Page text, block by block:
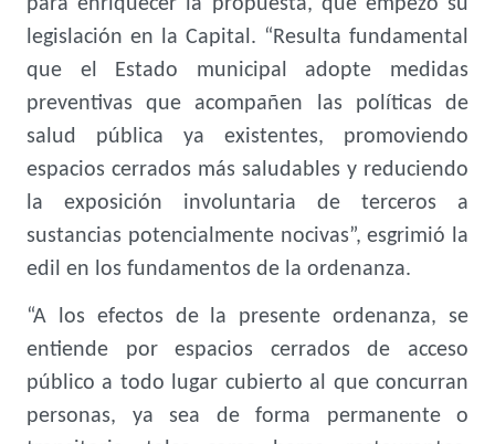
para enriquecer la propuesta, que empezó su
legislación en la Capital. “Resulta fundamental
que el Estado municipal adopte medidas
preventivas que acompañen las políticas de
salud pública ya existentes, promoviendo
espacios cerrados más saludables y reduciendo
la exposición involuntaria de terceros a
sustancias potencialmente nocivas”, esgrimió la
edil en los fundamentos de la ordenanza.
“A los efectos de la presente ordenanza, se
entiende por espacios cerrados de acceso
público a todo lugar cubierto al que concurran
personas, ya sea de forma permanente o